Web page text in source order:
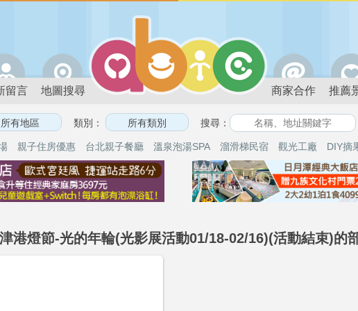
留言 地圖搜尋 商家合作 推薦
類別： 搜尋：
親子住房優惠 台北親子餐廳 溫泉泡湯SPA 溜滑梯民宿 觀光工廠 DIY摘
港燈節-光的年輪(光影展活動01/18-02/16)(活動結束)的